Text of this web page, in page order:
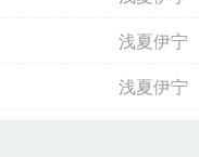
浅夏伊宁
浅夏伊宁